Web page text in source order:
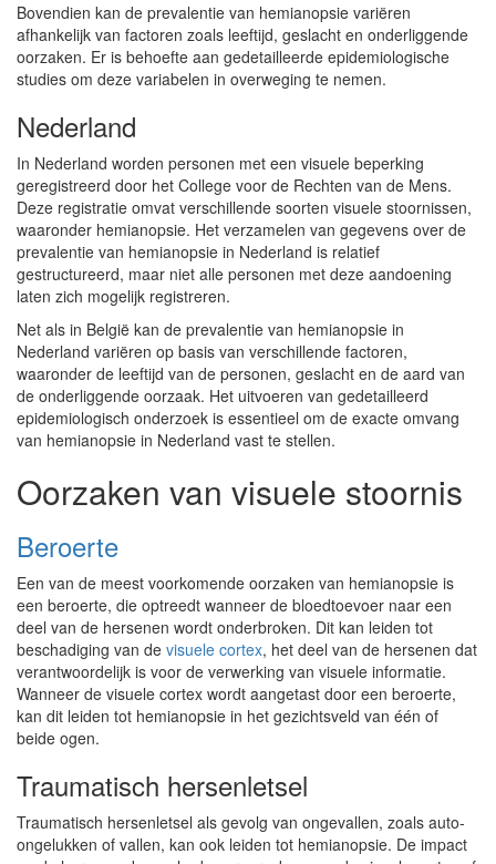
Bovendien kan de prevalentie van hemianopsie variëren
afhankelijk van factoren zoals leeftijd, geslacht en onderliggende
oorzaken. Er is behoefte aan gedetailleerde epidemiologische
studies om deze variabelen in overweging te nemen.
Nederland
In Nederland worden personen met een visuele beperking
geregistreerd door het College voor de Rechten van de Mens.
Deze registratie omvat verschillende soorten visuele stoornissen,
waaronder hemianopsie. Het verzamelen van gegevens over de
prevalentie van hemianopsie in Nederland is relatief
gestructureerd, maar niet alle personen met deze aandoening
laten zich mogelijk registreren.
Net als in België kan de prevalentie van hemianopsie in
Nederland variëren op basis van verschillende factoren,
waaronder de leeftijd van de personen, geslacht en de aard van
de onderliggende oorzaak. Het uitvoeren van gedetailleerd
epidemiologisch onderzoek is essentieel om de exacte omvang
van hemianopsie in Nederland vast te stellen.
Oorzaken van visuele stoornis
Beroerte
Een van de meest voorkomende oorzaken van hemianopsie is
een beroerte, die optreedt wanneer de bloedtoevoer naar een
deel van de hersenen wordt onderbroken. Dit kan leiden tot
beschadiging van de visuele cortex, het deel van de hersenen dat
verantwoordelijk is voor de verwerking van visuele informatie.
Wanneer de visuele cortex wordt aangetast door een beroerte,
kan dit leiden tot hemianopsie in het gezichtsveld van één of
beide ogen.
Traumatisch hersenletsel
Traumatisch hersenletsel als gevolg van ongevallen, zoals auto-
ongelukken of vallen, kan ook leiden tot hemianopsie. De impact